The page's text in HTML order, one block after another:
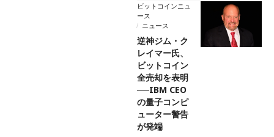
ビットコインニュ
ース
ニュース
逆神ジム・ク
レイマー氏、
ビットコイン
全売却を表明
──IBM CEO
の量子コンピ
ューター警告
が発端